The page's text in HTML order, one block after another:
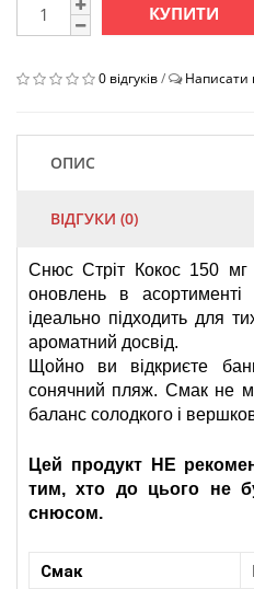
КУПИТИ
0 відгуків/ Написати
ОПИС
ВІДГУКИ (0)
Снюс Стріт Кокос 150
оновлень в
ідеально підходить для
ароматний досвід.
Щойно ви відкриєте
сонячний пляж. Смак не
баланс солодкого і
Цей продукт НЕ
тим, хто до цього не
снюсом.
Смак